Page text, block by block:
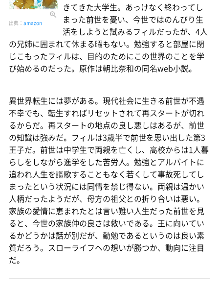
出典： amazon
きてきた大学生。あっけなく終わってし
まった前世を憂い、今世ではのんびり生
活をしようと試みるフィルだったが、4人
の兄姉に囲まれて休まる暇もない。勉強すると部屋に閉
じこもったフィルは、目的のためにこの世界のことを学
び始めるのだった。原作は朝比奈和の同名web小説。
異世界転生には夢がある。現代社会に生きる前世が不遇
不幸でも、転生すればリセットされて再スタートが切れ
るからだ。再スタートの地点の良し悪しはあるが、前世
の知識は強みだ。フィルは3歳半で前世を思い出した第3
王子だ。前世は中学生で両親を亡くし、高校からは1人暮
らしをしながら進学をした苦労人。勉強とアルバイトに
追われ人生を謳歌することもなく若くして事故死してし
まったという状況には同情を禁じ得ない。両親は温かい
人柄だったようだが、母方の祖父との折り合いは悪い。
家族の愛情に恵まれたとは言い難い人生だった前世を見
ると、今世の家族仲の良さは救いである。王に向いてい
るかどうかは話が別だが、勤勉であるというのは良い素
質だろう。スローライフへの想いが勝つか、動向に注目
だ。